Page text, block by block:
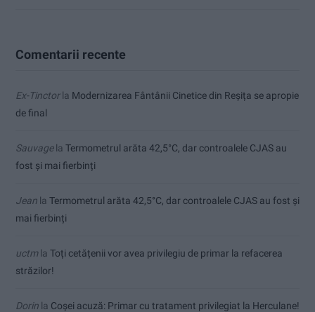
Comentarii recente
Ex-Tinctorla Modernizarea Fântânii Cinetice din Reșița se apropie
de final
Sauvagela Termometrul arăta 42,5°C, dar controalele CJAS au
fost și mai fierbinți
Jean la Termometrul arăta 42,5°C, dar controalele CJAS au fost și
mai fierbinți
uctmla Toți cetățenii vor avea privilegiu de primar la refacerea
străzilor!
Dorin la Coșei acuză: Primar cu tratament privilegiat la Herculane!